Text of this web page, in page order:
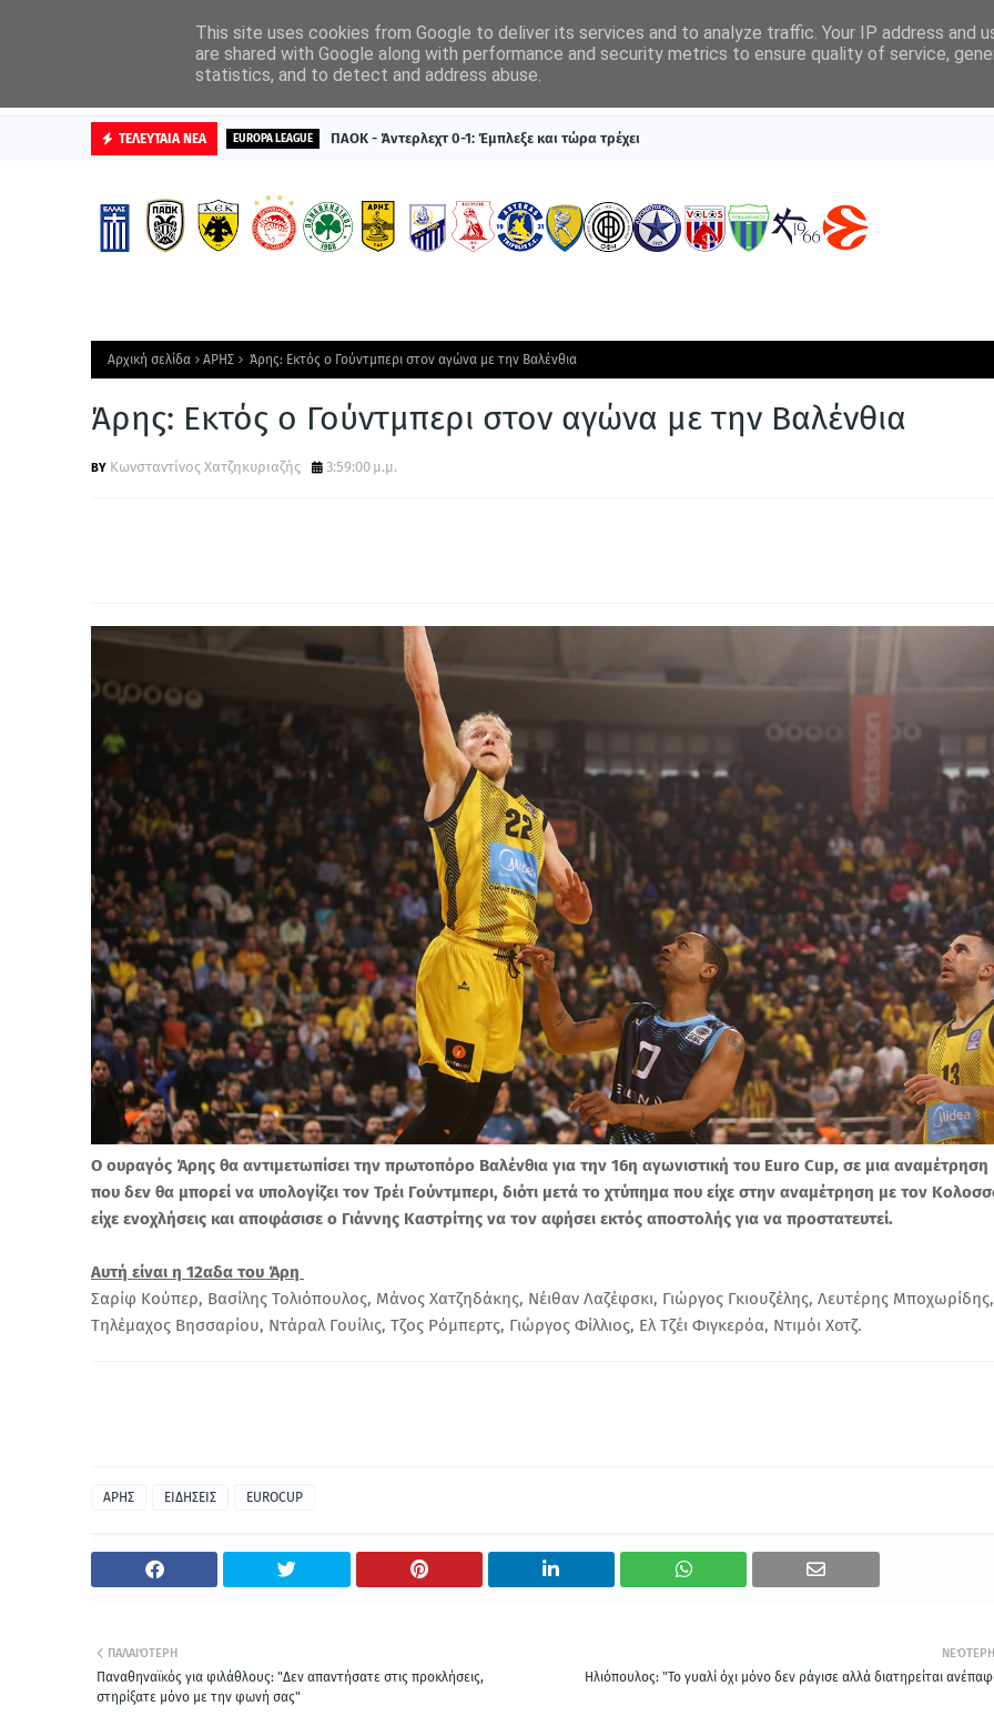
ΒΑΘΜΟΛΟΓΙΕΣ ΠΡΩΤΟΣΕΛΙΔΑ
ΤΕΛΕΥΤΑΙΑ ΝΕΑ EUROPA LEAGUE ΠΑΟΚ - Άντερλεχτ 0-1: Έμπλεξε και τώρα τρέχει
Αρχική σελίδα ΑΡΗΣ Άρης: Εκτός ο Γούντμπερι στον αγώνα με την Βαλένθια
Άρης: Εκτός ο Γούντμπερι στον αγώνα με την Βαλένθια
Κωνσταντίνος Χατζηκυριαζής 3:59:00 μ.μ.
Ο ουραγός Άρης θα αντιμετωπίσει την πρωτοπόρο Βαλένθια για την 16η αγωνιστική του Euro Cup, σε μια αναμέτρηση
που δεν θα μπορεί να υπολογίζει τον Τρέι Γούντμπερι, διότι μετά το χτύπημα που είχε στην αναμέτρηση με τον
είχε ενοχλήσεις και αποφάσισε ο Γιάννης Καστρίτης να τον αφήσει εκτός αποστολής για να προστατευτεί.
Αυτή είναι η 12αδα του Άρη
Σαρίφ Κούπερ, Βασίλης Τολιόπουλος, Μάνος Χατζηδάκης, Νέιθαν Λαζέφσκι, Γιώργος Γκιουζέλης, Λευτέρης Μποχωρίδης,
Τηλέμαχος Βησσαρίου, Ντάραλ Γουίλις, Τζος Ρόμπερτς, Γιώργος Φίλλιος, Ελ Τζέι Φιγκερόα, Ντιμόι Χοτζ.
ΑΡΗΣ ΕΙΔΗΣΕΙΣ EUROCUP
ΝΕΌΤΕΡΗ
Ηλιόπουλος: "Το γυαλί όχι μόνο δεν ράγισε αλλά διατηρείται
ΠΑΛΑΙΌΤΕΡΗ
Παναθηναϊκός για φιλάθλους: "Δεν απαντήσατε στις προκλήσεις,
στηρίξατε μόνο με την φωνή σας"
This site uses cookies from Google to deliver its services and to analyze traffic. Your IP address and
are shared with Google along with performance and security metrics to ensure quality of service,
statistics, and to detect and address abuse.